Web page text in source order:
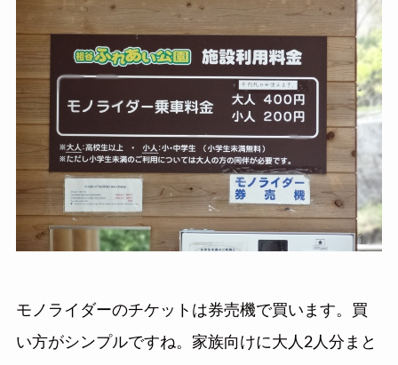
モノライダーのチケットは券売機で買います。買
い方がシンプルですね。家族向けに大人2人分まと